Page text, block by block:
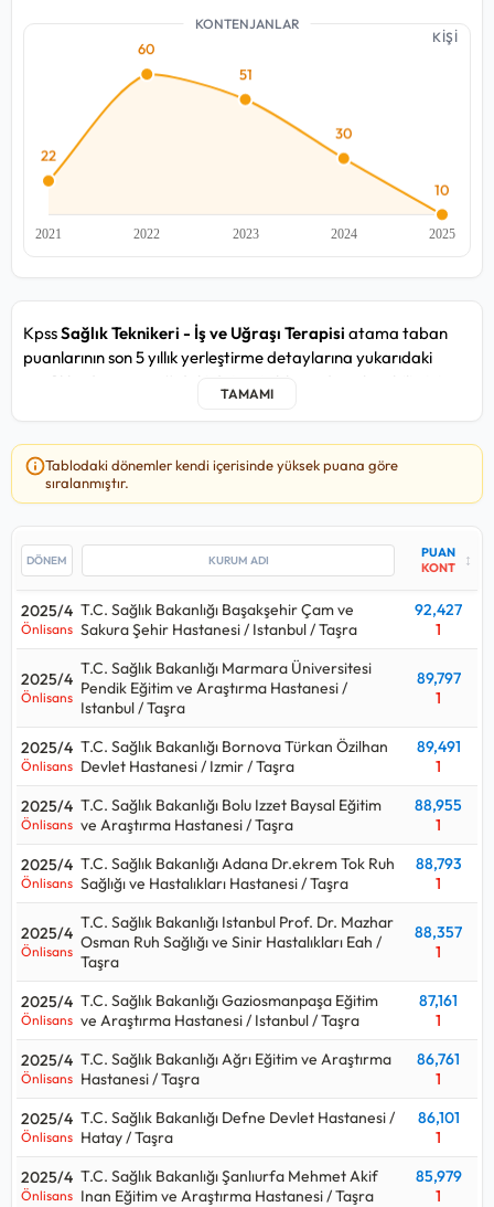
KONTENJANLAR
KİŞİ
KpssSağlık Teknikeri - İş ve Uğraşı Terapisi atama taban
puanlarının son 5 yıllık yerleştirme detaylarına yukarıdaki
grafiklerden ve aşağıdaki detay tablosundan ulaşabilirsiniz.
zamandaki 2025/4 atama döneminde, en düşük85,979puan
ile T.C. Sağlık Bakanlığı Şanlıurfa Mehmet Akif Inan Eğitim ve
Araştırma Hastanesi / Taşra kurumuna, en yüksek
Hastanesi / Istanbul / Taşra kurumuna yerleşilmiş.
Bakanlığı Adana Dr.ekrem Tok Ruh Sağlığı ve Hastalıkları
Hastanesi / Taşra kurumu en çok1kişi almış.
Sağlık Teknikeri - İş ve Uğraşı Terapisi alımlarında 2024
yılındaki30kişilik kontenjan ile 2025 yılındaki10
Sağlık Teknikeri - İş ve Uğraşı Terapisi alımları için açılan kurum
yapıldığı görülüyor.
Sağlık Teknikeri - İş ve Uğraşı Terapisikadrosu hangi puan
türünden alıyor sorusunun cevabı eğitim türüne göre
Lisans düzeyinde alım yaparsa:Kpss P3
Önlisans düzeyinde alım yaparsa:
Kpss sınavı ile hangi kurumlar Sağlık Teknikeri - İş ve Uğraşı
Terapisi alıyor, Sağlık Teknikeri - İş ve Uğraşı Terapisi için kaç
puan gerekir, kpss Sağlık Teknikeri - İş ve Uğraşı Terapisi
bulabilirsiniz.
Sağlık Teknikeri - İş ve Uğraşı Terapisi ortalama maaşı aralığı
67.000 TL - 74.000 TLolup, 2026 Ocak teknik hizmetler /
Tablodaki dönemler kendi içerisinde yüksek puana göre
sıralanmıştır.
↕
PUAN
KONT
2025/4
Önlisans
T.C. Sağlık Bakanlığı Başakşehir Çam ve
Sakura Şehir Hastanesi / Istanbul / Taşra
92,427
1
2025/4
Önlisans
T.C. Sağlık Bakanlığı Marmara Üniversitesi
Pendik Eğitim ve Araştırma Hastanesi /
Istanbul / Taşra
89,797
1
2025/4
Önlisans
T.C. Sağlık Bakanlığı Bornova Türkan Özilhan
Devlet Hastanesi / Izmir / Taşra
89,491
1
2025/4
Önlisans
T.C. Sağlık Bakanlığı Bolu Izzet Baysal Eğitim
ve Araştırma Hastanesi / Taşra
88,955
1
2025/4
Önlisans
T.C. Sağlık Bakanlığı Adana Dr.ekrem Tok Ruh
Sağlığı ve Hastalıkları Hastanesi / Taşra
88,793
1
2025/4
Önlisans
T.C. Sağlık Bakanlığı Istanbul Prof. Dr. Mazhar
Osman Ruh Sağlığı ve Sinir Hastalıkları Eah /
Taşra
88,357
1
2025/4
Önlisans
T.C. Sağlık Bakanlığı Gaziosmanpaşa Eğitim
ve Araştırma Hastanesi / Istanbul / Taşra
87,161
1
2025/4
Önlisans
T.C. Sağlık Bakanlığı Ağrı Eğitim ve Araştırma
Hastanesi / Taşra
86,761
1
2025/4
Önlisans
T.C. Sağlık Bakanlığı Defne Devlet Hastanesi /
Hatay / Taşra
86,101
1
2025/4
Önlisans
T.C. Sağlık Bakanlığı Şanlıurfa Mehmet Akif
Inan Eğitim ve Araştırma Hastanesi / Taşra
85,979
1